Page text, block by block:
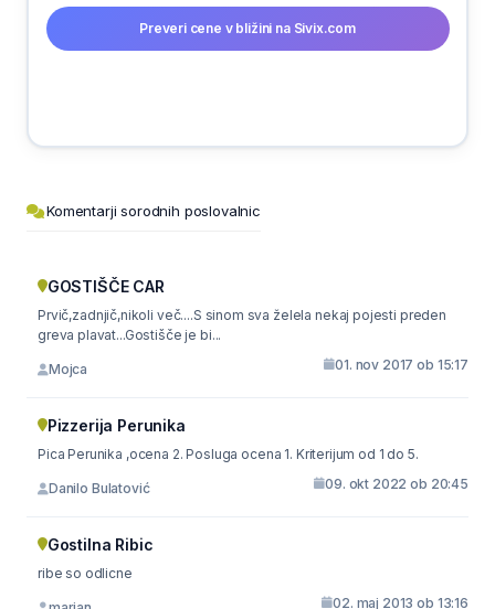
Preveri cene v bližini na Sivix.com
Komentarji sorodnih poslovalnic
GOSTIŠČE CAR
Prvič,zadnjič,nikoli več....S sinom sva želela nekaj pojesti preden
greva plavat...Gostišče je bi...
Mojca 01. nov 2017 ob 15:17
Pizzerija Perunika
Pica Perunika ,ocena 2. Posluga ocena 1. Kriterijum od 1 do 5.
Danilo Bulatović 09. okt 2022 ob 20:45
Gostilna Ribic
ribe so odlicne
02. maj 2013 ob 13:16